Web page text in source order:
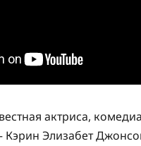
актриса,
Элизабет